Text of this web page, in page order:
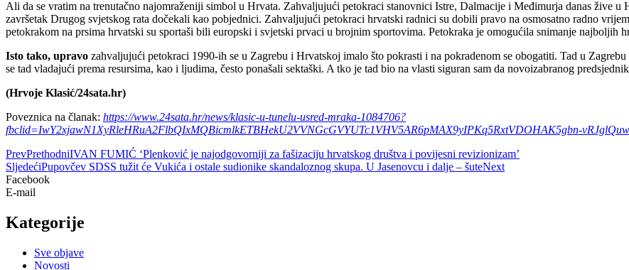
Ali da se vratim na trenutačno najomraženiji simbol u Hrvata. Zahvaljujući petokraci stanovnici Istre, Dalmacije i Međimurja danas žive
završetak Drugog svjetskog rata dočekali kao pobjednici. Zahvaljujući petokraci hrvatski radnici su dobili pravo na osmosatno radno
petokrakom na prsima hrvatski su sportaši bili europski i svjetski prvaci u brojnim sportovima. Petokraka je omogućila snimanje najboljih
Isto tako, upravo zahvaljujući petokraci 1990-ih se u Zagrebu i Hrvatskoj imalo što pokrasti i na pokradenom se obogatiti. Tad u
se tad vladajući prema resursima, kao i ljudima, često ponašali sektaški. A tko je tad bio na vlasti siguran sam da novoizabranog
(Hrvoje Klasić/24sata.hr)
Poveznica na članak: https://www.24sata.hr/news/klasic-u-tunelu-usred-mraka-1084706?
fbclid=IwY2xjawN1XyRleHRuA2FlbQIxMQBicmlkETBHekU2VVNGcGVYUTc1VHV5AR6pMAX9yIPKq5RxtVDOHAK5gbn-
PrevPrethodniIVAN FUMIĆ ‘Plenković je najodgovorniji za fašizaciju hrvatskog društva i povijesni revizionizam’
SljedećiPupovčev SDSS tužit će Vukića i ostale sudionike skandaloznog skupa. U Jasenovcu i dalje – šuteNext
Facebook
E-mail
Kategorije
Sve objave
Novosti